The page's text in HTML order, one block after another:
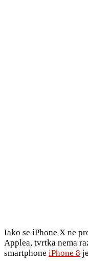
Iako se iPhone X ne
Applea, tvrtka nema
smartphone iPhone 8